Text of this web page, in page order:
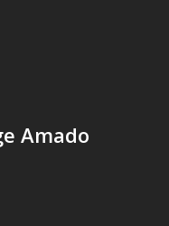
Amado